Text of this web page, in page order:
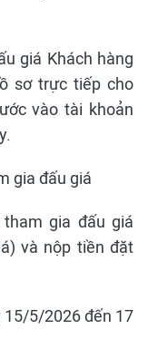
giá Khách hàng
sơ trực tiếp cho
vào tài khoản
gia đấu giá
gia đấu giá
và nộp tiền đặt
15/5/2026 đến 17